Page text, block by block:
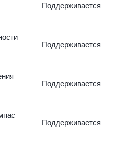
Поддерживается
Поддерживается
Поддерживается
Поддерживается